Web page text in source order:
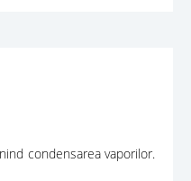
condensarea vaporilor.